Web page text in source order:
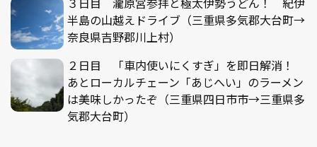
半島の山越えドライブ（三重県多気郡大台町→
奈良県吉野郡川上村）
２日目 「車内使いにくすぎ」を即日解消！
あとローカルチェーン「あじへい」のラーメン
は美味しかったぞ（三重県四日市市→三重県多
気郡大台町）